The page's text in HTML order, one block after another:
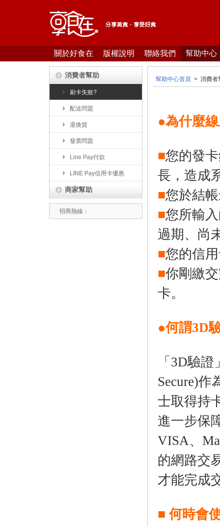
關於好食在 版權說明 聯絡我們 幫助中心
消費者幫助
刷卡失敗?
配送問題
退換貨
發票問題
Line Pay付款
LINE Pay信用卡優惠
商家幫助
招商熱線：
幫助中心首頁 > 消費者
●為什麼
■您的發
長，造成
■您於結
■您所輸
過期、尚
■您的信
■你剛繳
卡。
●何謂3D
「3D驗
Secure)
士取得持
進一步保
VISA、
的網路交
才能完成
■ 何時會